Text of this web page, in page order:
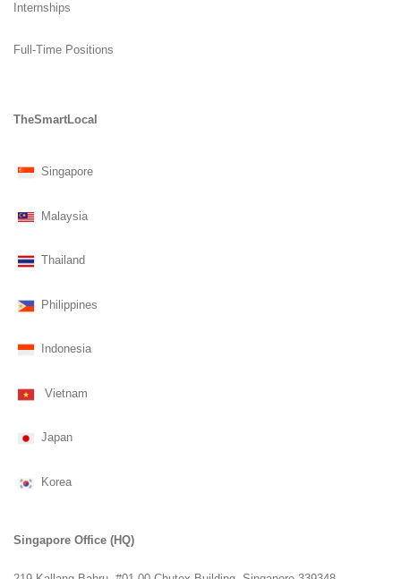
Internships
Full-Time Positions
TheSmartLocal
Singapore
Malaysia
Thailand
Philippines
Indonesia
Vietnam
Japan
Korea
Singapore Office (HQ)